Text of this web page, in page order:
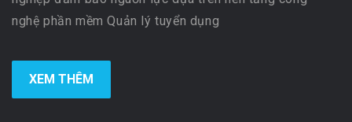
nghệ phần mềm Quản lý tuyển dụng
XEM THÊM